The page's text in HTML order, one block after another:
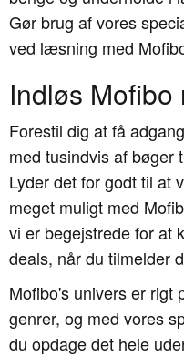
Gør brug af vores
ved læsning med
Indløs Mofibo
Forestil dig at få
med tusindvis af
Lyder det for godt til at
meget muligt med
vi er begejstrede for at
deals, når du tilmelder
Mofibo's univers er rigt
genrer, og med vores
du opdage det hele